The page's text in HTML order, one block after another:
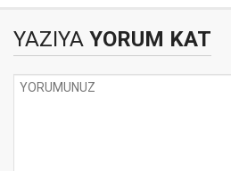
YAZIYA YORUM KAT